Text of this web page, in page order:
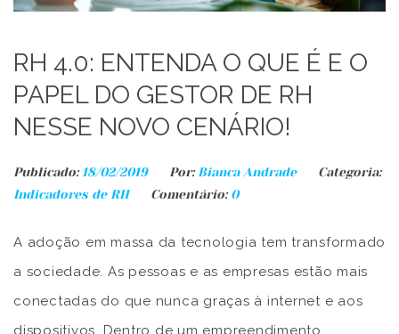
RH 4.0: ENTENDA O QUE É E O
PAPEL DO GESTOR DE RH
NESSE NOVO CENÁRIO!
Publicado: 18/02/2019 Por: Bianca Andrade
Categoria:
Indicadores de RH
Comentário:0
A adoção em massa da tecnologia tem transformado
a sociedade. As pessoas e as empresas estão mais
conectadas do que nunca graças à internet e aos
dispositivos. Dentro de um empreendimento,